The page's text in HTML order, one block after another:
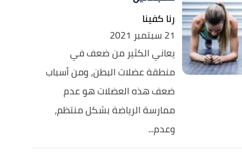
رنا كفينا
21 سبتمبر 2021
يعاني الكثير من ضعف في
منطقة عضلات البطن، ومن أسباب
ضعف هذه العضلات هو عدم
ممارسة الرياضة بشكل منتظم،
وعدم...